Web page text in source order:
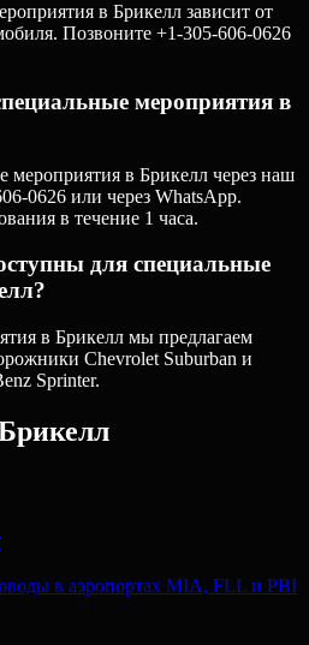
в Брикелл зависит от
Позвоните +1-305-606-0626
мероприятия в
мероприятия в Брикелл через наш
0626 или через WhatsApp.
в течение 1 часа.
для специальные
в Брикелл мы предлагаем
Chevrolet Suburban и
Sprinter.
в аэропортах MIA, FLL и PBI